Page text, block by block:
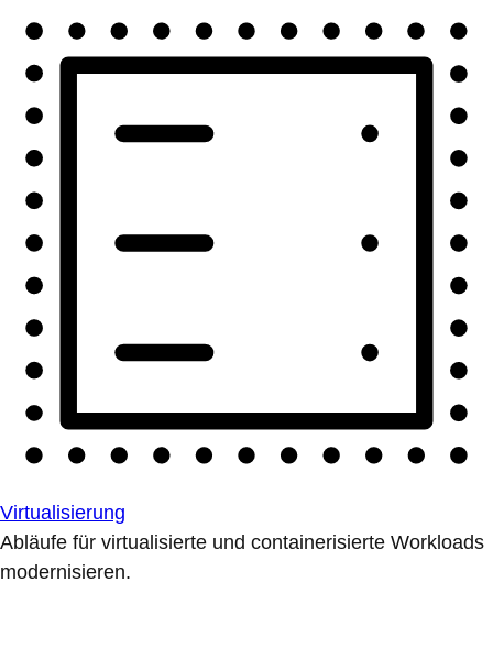
Virtualisierung
Abläufe für virtualisierte und containerisierte Workloads
modernisieren.